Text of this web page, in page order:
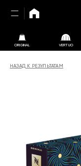
ORIGINAL VERTUO
НАЗАД К РЕЗУЛЬТАТАМ